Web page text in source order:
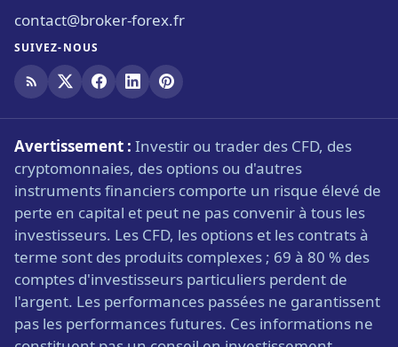
contact@broker-forex.fr
SUIVEZ-NOUS
Avertissement : Investir ou trader des CFD, des
cryptomonnaies, des options ou d'autres
instruments financiers comporte un risque élevé de
perte en capital et peut ne pas convenir à tous les
investisseurs. Les CFD, les options et les contrats à
terme sont des produits complexes ; 69 à 80 % des
comptes d'investisseurs particuliers perdent de
l'argent. Les performances passées ne garantissent
pas les performances futures. Ces informations ne